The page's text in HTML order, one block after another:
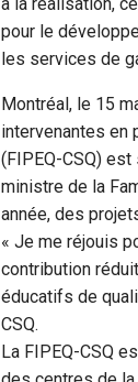
pour le
les services de
Montréal, le 15
intervenantes en
(FIPEQ-CSQ) est
ministre de la
année, des
« Je me réjouis
contribution
éducatifs de
CSQ.
La FIPEQ-CSQ